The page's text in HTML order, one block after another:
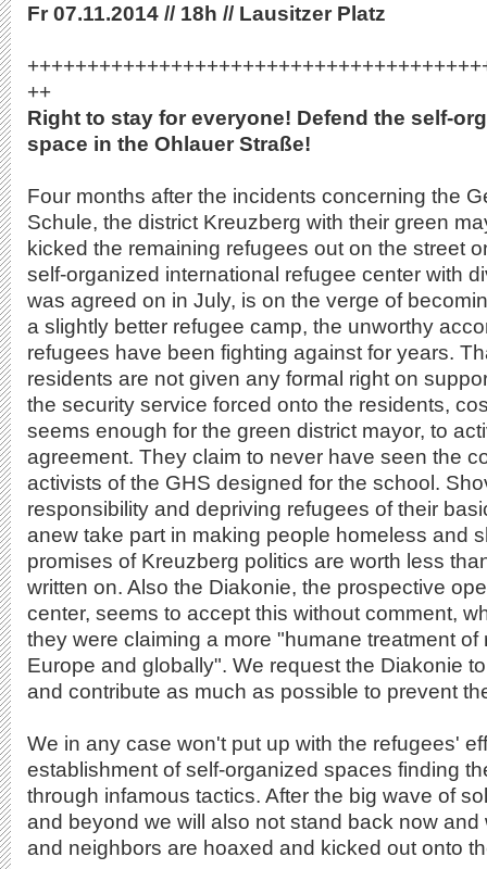
Fr 07.11.2014 // 18h // Lausitzer Platz
++
Right to stay for everyone! Defend the self-
space in the Ohlauer Straße!
Four months after the incidents concerning the
Schule, the district Kreuzberg with their green
kicked the remaining refugees out on the street
self-organized international refugee center with
was agreed on in July, is on the verge of
a slightly better refugee camp, the unworthy
refugees have been fighting against for years.
residents are not given any formal right on
the security service forced onto the residents,
seems enough for the green district mayor, to
agreement. They claim to never have seen the
activists of the GHS designed for the school.
responsibility and depriving refugees of their
anew take part in making people homeless and
promises of Kreuzberg politics are worth less
written on. Also the Diakonie, the prospective
center, seems to accept this without comment,
they were claiming a more "humane treatment of
Europe and globally". We request the Diakonie
and contribute as much as possible to prevent
We in any case won't put up with the refugees'
establishment of self-organized spaces finding
through infamous tactics. After the big wave of
and beyond we will also not stand back now and
and neighbors are hoaxed and kicked out onto